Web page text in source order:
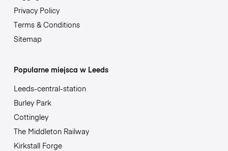
Privacy Policy
Terms & Conditions
Sitemap
Popularne miejsca w Leeds
Leeds-central-station
Burley Park
Cottingley
The Middleton Railway
Kirkstall Forge